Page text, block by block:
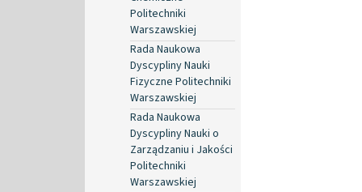
Politechniki
Warszawskiej
Rada Naukowa
Dyscypliny Nauki
Fizyczne Politechniki
Warszawskiej
Rada Naukowa
Dyscypliny Nauki o
Zarządzaniu i Jakości
Politechniki
Warszawskiej